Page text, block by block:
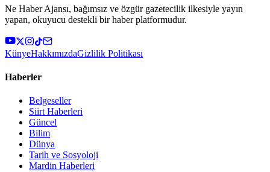
Ne Haber Ajansı, bağımsız ve özgür gazetecilik ilkesiyle yayın
yapan, okuyucu destekli bir haber platformudur.
KünyeHakkımızdaGizlilik Politikası
Haberler
Belgeseller
Siirt Haberleri
Güncel
Bilim
Dünya
Tarih ve Sosyoloji
Mardin Haberleri